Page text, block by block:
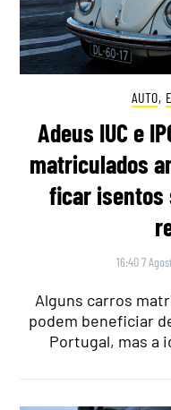
AUTO,
Adeus IUC e
matriculados
ficar isentos
16:40 7
Alguns carros
podem beneficiar
Portugal, mas a